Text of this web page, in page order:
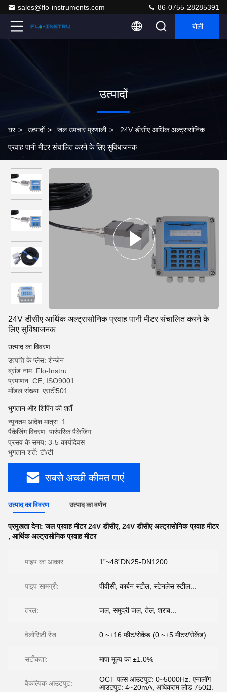
sales@flo-instruments.com 86-0755-28285391
बोली
उत्पादों
घर > उत्पादों > जल उपचार प्रणाली > 24V डीसीए आर्थिक अल्ट्रासोनिक
प्रवाह पानी मीटर संचालित करने के लिए सुविधाजनक
24V डीसीए आर्थिक अल्ट्रासोनिक प्रवाह पानी मीटर संचालित करने के
लिए सुविधाजनक
उत्पाद का विवरण
उत्पत्ति के प्लेस: शेन्ज़ेन
ब्रांड नाम: Flo-Instru
प्रमाणन: CE; ISO9001
मॉडल संख्या: एसटी501
भुगतान और शिपिंग की शर्तें
न्यूनतम आदेश मात्रा: 1
पैकेजिंग विवरण: पारंपरिक पैकेजिंग
प्रसव के समय: 3-5 कार्यदिवस
भुगतान शर्तें: टी/टी
सबसे अच्छी कीमत पाएं
उत्पाद का विवरण उत्पाद का वर्णन
प्रमुखता देना:जल प्रवाह मीटर 24V डीसीए, 24V डीसीए अल्ट्रासोनिक प्रवाह मीटर
, आर्थिक अल्ट्रासोनिक प्रवाह मीटर
पाइप का आकार: 1”~48”DN25-DN1200
पाइप सामग्री: पीवीसी, कार्बन स्टील, स्टेनलेस स्टील...
तरल: जल, समुद्री जल, तेल, शराब...
वेलोसिटी रेंज: 0 ~±16 फीट/सेकेंड (0 ~±5 मीटर/सेकेंड)
सटीकता: मापा मूल्य का ±1.0%
वैकल्पिक आउटपुट:
OCT पल्स आउटपुट: 0~5000Hz. एनालॉग
आउटपुट: 4~20mA, अधिकतम लोड 750Ω.